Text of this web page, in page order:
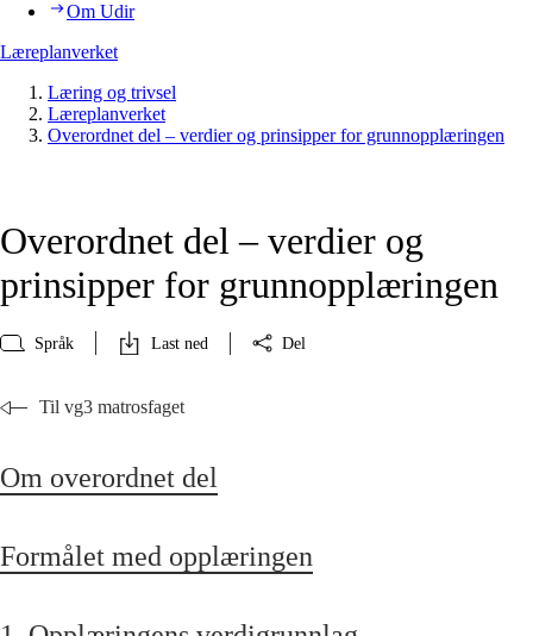
Om Udir
Læreplanverket
Læring og trivsel
Læreplanverket
Overordnet del – verdier og prinsipper for grunnopplæringen
Overordnet del – verdier og
prinsipper for grunnopplæringen
Språk Last ned Del
Til vg3 matrosfaget
Om overordnet del
Formålet med opplæringen